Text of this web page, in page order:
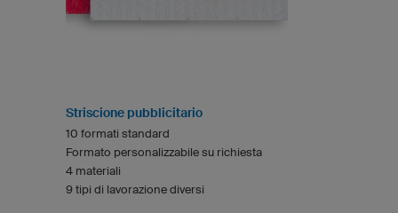
Striscione pubblicitario
10 formati standard
Formato personalizzabile su richiesta
4 materiali
9 tipi di lavorazione diversi